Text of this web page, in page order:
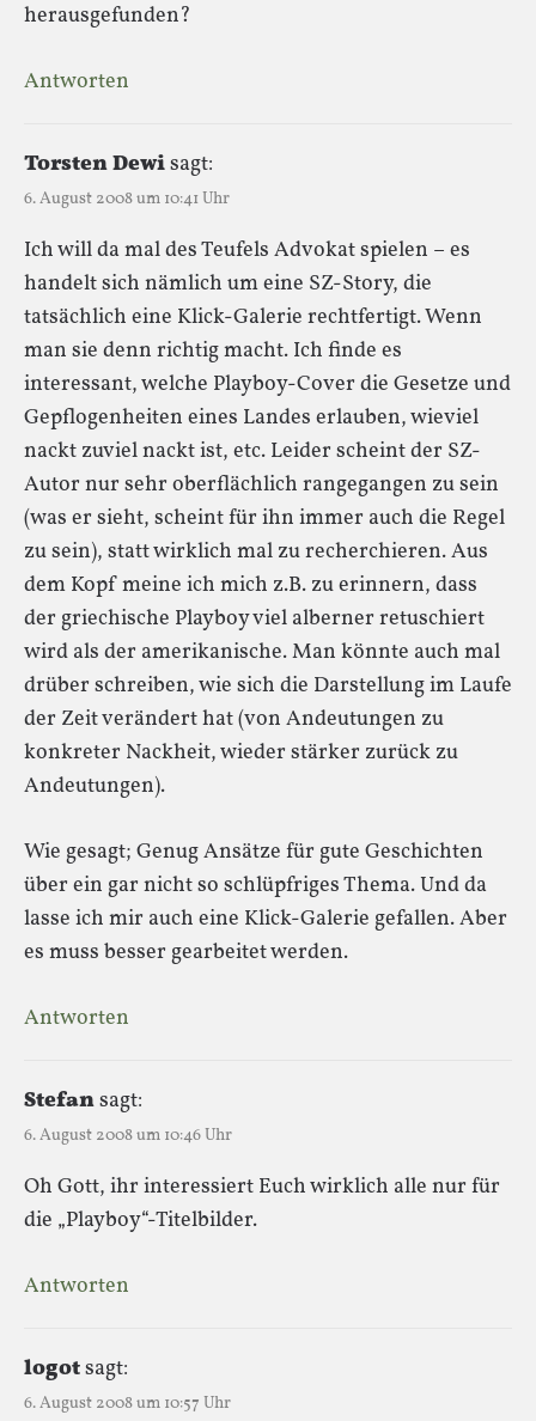
herausgefunden?
Antworten
Torsten Dewisagt:
6. August 2008 um 10:41 Uhr
Ich will da mal des Teufels Advokat spielen – es
handelt sich nämlich um eine SZ-Story, die
tatsächlich eine Klick-Galerie rechtfertigt. Wenn
man sie denn richtig macht. Ich finde es
interessant, welche Playboy-Cover die Gesetze und
Gepflogenheiten eines Landes erlauben, wieviel
nackt zuviel nackt ist, etc. Leider scheint der SZ-
Autor nur sehr oberflächlich rangegangen zu sein
(was er sieht, scheint für ihn immer auch die Regel
zu sein), statt wirklich mal zu recherchieren. Aus
dem Kopf meine ich mich z.B. zu erinnern, dass
der griechische Playboy viel alberner retuschiert
wird als der amerikanische. Man könnte auch mal
drüber schreiben, wie sich die Darstellung im Laufe
der Zeit verändert hat (von Andeutungen zu
konkreter Nackheit, wieder stärker zurück zu
Andeutungen).
Wie gesagt; Genug Ansätze für gute Geschichten
über ein gar nicht so schlüpfriges Thema. Und da
lasse ich mir auch eine Klick-Galerie gefallen. Aber
es muss besser gearbeitet werden.
Antworten
Stefansagt:
6. August 2008 um 10:46 Uhr
Oh Gott, ihr interessiert Euch wirklich alle nur für
die „Playboy“-Titelbilder.
Antworten
logotsagt:
6. August 2008 um 10:57 Uhr